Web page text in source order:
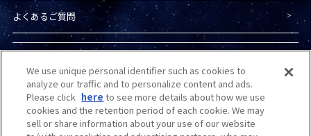
よくあるご質問
プライバシーオプション
We use unique personal identifier such as cookies to
analyze our traffic and to personalize content and ads.
Please click here to see more details about how we use
cookies and the retention period of each cookie. We may
sell or share information about your use of our website